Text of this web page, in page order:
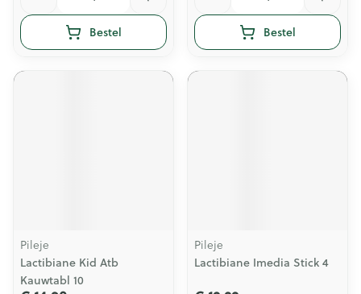
Bestel Bestel
Pileje
Lactibiane Kid Atb
Kauwtabl 10
Pileje
Lactibiane Imedia Stick 4